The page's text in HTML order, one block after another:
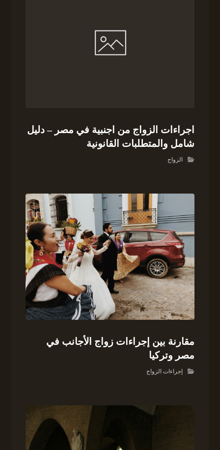
اجراءات الزواج من اجنبية في مصر – دليل
شامل والمتطلبات القانونية
الزواج
مقارنة بين إجراءات زواج الأجانب في
مصر وتركيا
إجراءات الزواج